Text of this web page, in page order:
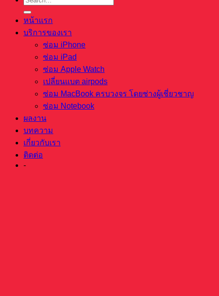
หน้าแรก
บริการของเรา
ซ่อม iPhone
ซ่อม iPad
ซ่อม Apple Watch
เปลี่ยนแบต airpods
ซ่อม MacBook ครบวงจร โดยช่างผู้เชี่ยวชาญ
ซ่อม Notebook
ผลงาน
บทความ
เกี่ยวกับเรา
ติดต่อ
-